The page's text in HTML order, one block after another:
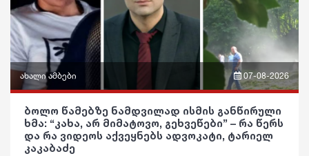
ეკონომიკა
სამართალი
რჩევები
ინტერვიუ
შოუბიზნესი
მედიცინა
განათლება
ჯანდაცვა
კულტურა
რეგიონი
სოც. მედია
ახალი ამბები
ვიდეო
07-08-2026
ბოლო წამებზე ნამდვილად ისმის განწირული
ხმა: “კახა, არ მიმატოვო, გეხვეწები” – რა წერს
და რა ვიდეოს აქვეყნებს ადვოკატი, ტარიელ
კაკაბაძე